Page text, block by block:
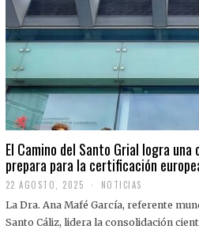
El Camino del Santo Grial logra
prepara para la certificación
22 AGOSTO, 2025
2
A
G
NOTICIAS
La Dra. Ana Mafé García, referente
Santo Cáliz, lidera la consolidación